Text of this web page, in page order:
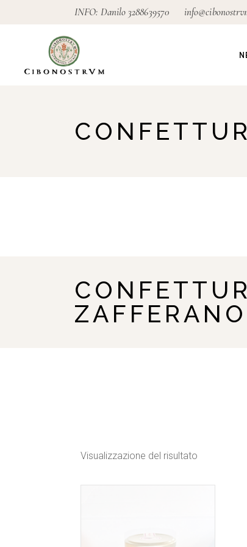
INFO: Danilo 3288639570
ZAFFERANO
Visualizzazione del risultato